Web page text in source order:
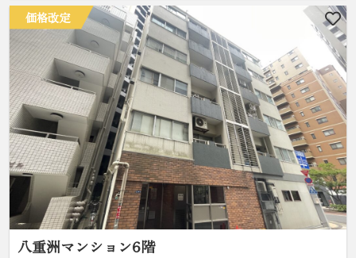
価格改定
八重洲マンション6階